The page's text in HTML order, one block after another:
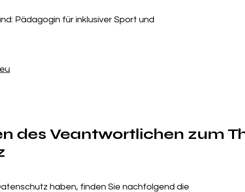
Pädagogin für inklusiver Sport und
des Veantwortlichen zum
haben, finden Sie nachfolgend die